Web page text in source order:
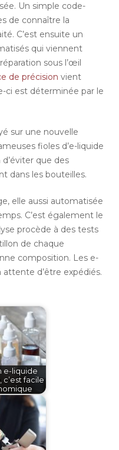
Un simple code-
de connaître la
C’est ensuite un
qui viennent
sous l’œil
de précision vient
ci est déterminée par le
sur une nouvelle
fioles d’e-liquide
que des
dans les bouteilles.
elle aussi automatisée
C’est également le
procède à des tests
de chaque
composition. Les e-
d’être expédiés.
e-liquide
c’est facile